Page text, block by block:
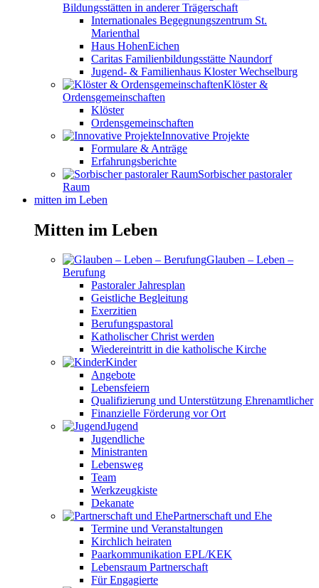
Bildungsstätten in anderer Trägerschaft
Internationales Begegnungszentrum St.
Marienthal
Haus HohenEichen
Caritas Familienbildungsstätte Naundorf
Jugend- & Familienhaus Kloster Wechselburg
Klöster &
Ordensgemeinschaften
Klöster
Ordensgemeinschaften
Innovative Projekte
Formulare & Anträge
Erfahrungsberichte
Sorbischer pastoraler
Raum
mitten im Leben
Mitten im Leben
Glauben – Leben –
Berufung
Pastoraler Jahresplan
Geistliche Begleitung
Exerzitien
Berufungspastoral
Katholischer Christ werden
Wiedereintritt in die katholische Kirche
Kinder
Angebote
Lebensfeiern
Qualifizierung und Unterstützung Ehrenamtlicher
Finanzielle Förderung vor Ort
Jugend
Jugendliche
Ministranten
Lebensweg
Team
Werkzeugkiste
Dekanate
Partnerschaft und Ehe
Termine und Veranstaltungen
Kirchlich heiraten
Paarkommunikation EPL/KEK
Lebensraum Partnerschaft
Für Engagierte